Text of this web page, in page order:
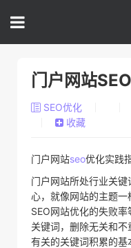
门户网站
SEO优化
收藏
门户网站seo优化实践
门户网站所处行业关
心，就像网站的主题
SEO网站优化的失败
关键词，删除无关和
有关的关键词积累的基